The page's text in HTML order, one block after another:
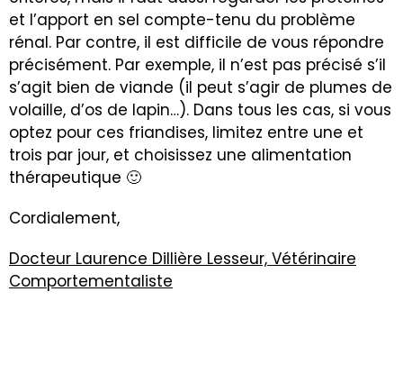
et l’apport en sel compte-tenu du problème
rénal. Par contre, il est difficile de vous répondre
précisément. Par exemple, il n’est pas précisé s’il
s’agit bien de viande (il peut s’agir de plumes de
volaille, d’os de lapin…). Dans tous les cas, si vous
optez pour ces friandises, limitez entre une et
trois par jour, et choisissez une alimentation
thérapeutique 🙂
Cordialement,
Docteur Laurence Dillière Lesseur, Vétérinaire
Comportementaliste